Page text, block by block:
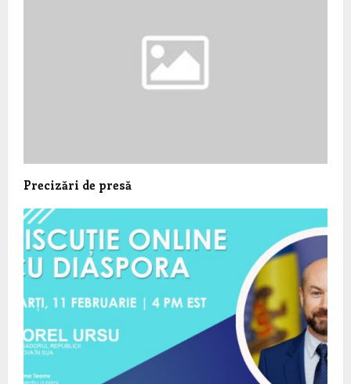
Precizări de presă